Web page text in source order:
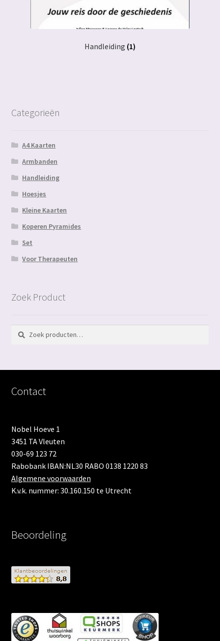
Handleiding (1)
Categorieën
A4 Kaarten
Armbanden
Handleiding
Hoesjes
Kleine Kaarten
Koperen Pyramides
Set
Voor Therapeuten
Zoek Product
Zoeken
naar:
Zoeken
Contact
Nobel Hoeve 1
3451 TA Vleuten
030-69 123 72
Rabobank IBAN:NL30 RABO 0138 1220 83
Algemene voorwaarden
K.v.k. nummer: 30.160.150 te Utrecht
Beoordeling